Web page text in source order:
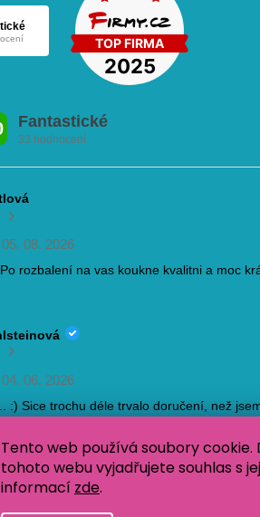
Tento web používá soubory
tohoto webu vyjadřujete souhlas s
informací zde.